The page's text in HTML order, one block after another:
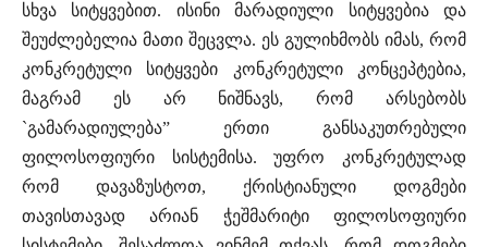
სხვა სიტყვებით. ისინი მარადიული სიტყვებია და
შეუძლებელია მათი შეცვლა. ეს გულიხმობს იმას, რომ
კონკრეტული სიტყვები კონკრეტული კონცეპტებია,
მაგრამ ეს არ ნიშნავს, რომ არსებობს
`გამარადიულება” ერთი განსაკუთრებული
ფილოსოფიური სისტემისა. უფრო კონკრეტულად
რომ დავაზუსტოთ, ქრისტიანული დოგმები
თავისთავად არიან ჭეშმარიტი ფილოსოფიური